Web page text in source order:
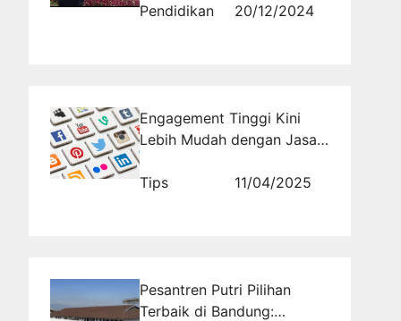
Pendidikan
20/12/2024
Engagement Tinggi Kini
Lebih Mudah dengan Jasa
Tips
11/04/2025
Pesantren Putri Pilihan
Terbaik di Bandung: